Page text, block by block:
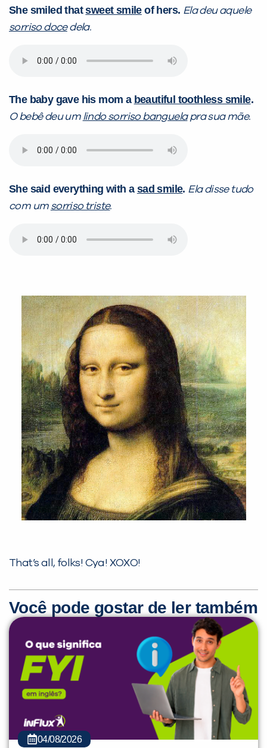
She smiled thatsweet smileof hers. Ela deu aquele
sorriso docedela.
The baby gave his mom a beautiful toothless smile.
O bebê deu um lindo sorriso banguelapra sua mãe.
She said everything with a sad smile. Ela disse tudo
com um sorriso triste.
That’s all, folks! Cya! XOXO!
Você pode gostar de ler também
04/08/2026